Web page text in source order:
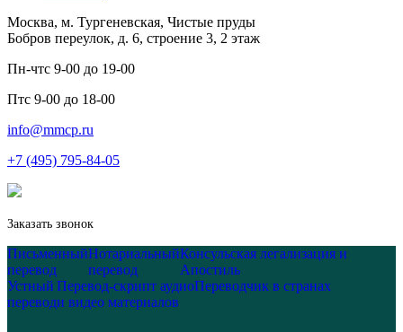
Москва, м. Тургеневская, Чистые пруды
Бобров переулок, д. 6, строение 3, 2 этаж
Пн-чтс 9-00 до 19-00
Птс 9-00 до 18-00
info@mmcp.ru
+7 (495) 795-84-05
Заказать звонок
Письменный
перевод
Нотариальный
перевод
Консульская легализация и
Апостиль
Устный
перевод
Перевод-скрипт аудио
и видео материалов
Переводчик в странах